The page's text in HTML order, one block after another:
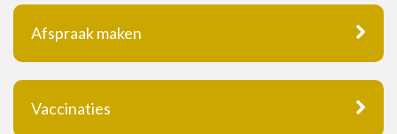
Afspraak maken
Vaccinaties